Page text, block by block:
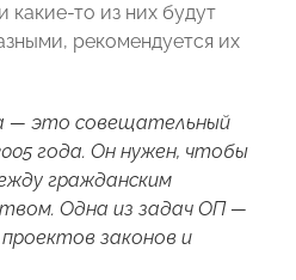
какие-то из них будут
рекомендуется их
— это совещательный
года. Он нужен, чтобы
гражданским
Одна из задач ОП —
законов и